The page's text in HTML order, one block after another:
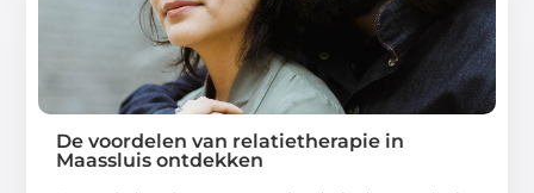
De voordelen van relatietherapie in
Maassluis ontdekken